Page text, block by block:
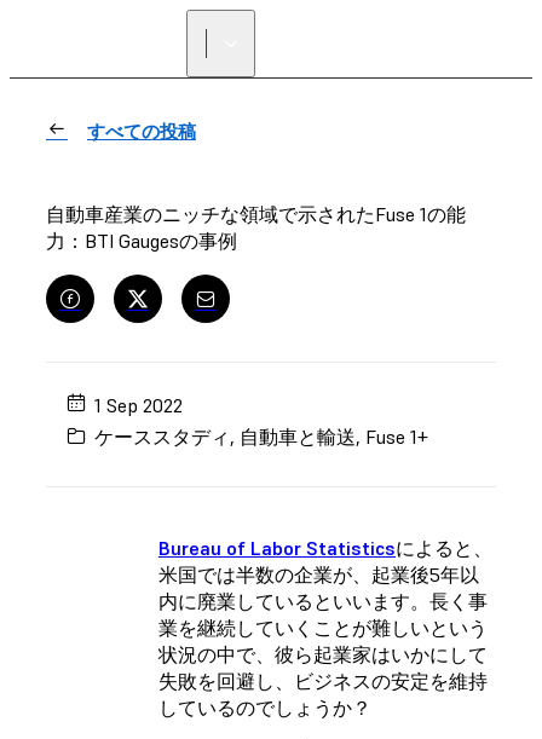
すべての投稿
自動車産業のニッチな領域で示されたFuse 1の能
力：BTI Gaugesの事例
1 Sep 2022
ケーススタディ , 自動車と輸送, Fuse 1+
Bureau of Labor Statisticsによると、
米国では半数の企業が、起業後5年以
内に廃業しているといいます。長く事
業を継続していくことが難しいという
状況の中で、彼ら起業家はいかにして
失敗を回避し、ビジネスの安定を維持
しているのでしょうか？